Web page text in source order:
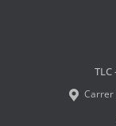
Carrer